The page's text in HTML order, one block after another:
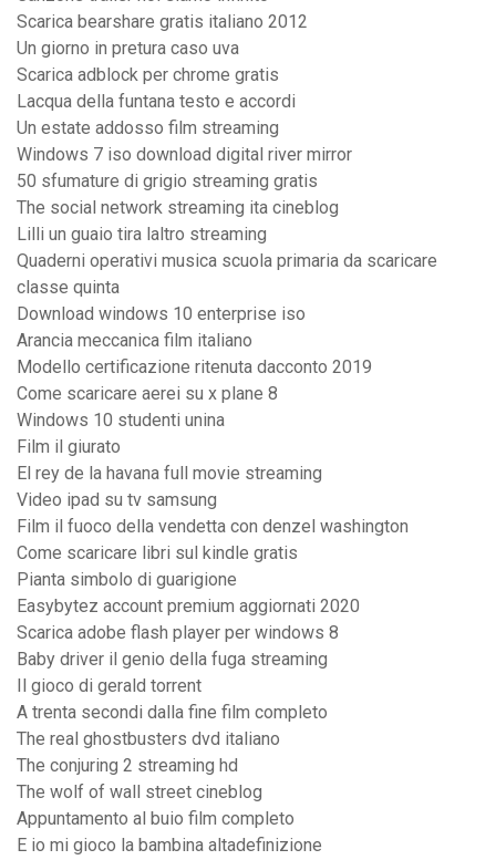
Scarica bearshare gratis italiano 2012
Un giorno in pretura caso uva
Scarica adblock per chrome gratis
Lacqua della funtana testo e accordi
Un estate addosso film streaming
Windows 7 iso download digital river mirror
50 sfumature di grigio streaming gratis
The social network streaming ita cineblog
Lilli un guaio tira laltro streaming
Quaderni operativi musica scuola primaria da scaricare
classe quinta
Download windows 10 enterprise iso
Arancia meccanica film italiano
Modello certificazione ritenuta dacconto 2019
Come scaricare aerei su x plane 8
Windows 10 studenti unina
Film il giurato
El rey de la havana full movie streaming
Video ipad su tv samsung
Film il fuoco della vendetta con denzel washington
Come scaricare libri sul kindle gratis
Pianta simbolo di guarigione
Easybytez account premium aggiornati 2020
Scarica adobe flash player per windows 8
Baby driver il genio della fuga streaming
Il gioco di gerald torrent
A trenta secondi dalla fine film completo
The real ghostbusters dvd italiano
The conjuring 2 streaming hd
The wolf of wall street cineblog
Appuntamento al buio film completo
E io mi gioco la bambina altadefinizione